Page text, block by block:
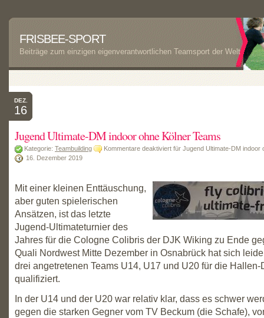
FRISBEE-SPORT
Beiträge zum einzigen eigenverantwortlichen Teamsport der Welt
DEZ.
16
Jugend Ultimate-DM indoor ohne Kölner Teams
Kategorie: Teambuilding Kommentare deaktiviert für Jugend Ultimate-DM indoor
16. Dezember 2019
Mit einer kleinen Enttäuschung,
aber guten spielerischen
Ansätzen, ist das letzte
Jugend-Ultimateturnier des
Jahres für die Cologne Colibris der DJK Wiking zu Ende
Quali Nordwest Mitte Dezember in Osnabrück hat sich
drei angetretenen Teams U14, U17 und U20 für die Hallen-
qualifiziert.
In der U14 und der U20 war relativ klar, dass es schwer
gegen die starken Gegner vom TV Beckum (die Schafe),